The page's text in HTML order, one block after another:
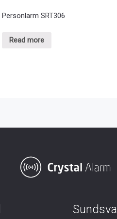
Personlarm SRT306
Read more
Sundsvall